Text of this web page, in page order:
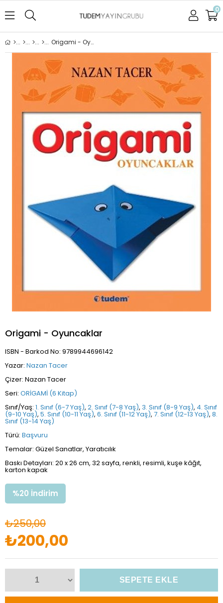
0
Origami - Oyuncaklar
Origami - Oyuncaklar
ISBN - Barkod No: 9789944696142
Yazar: Nazan Tacer
Çizer: Nazan Tacer
Seri: ORİGAMİ (6 Kitap)
Sınıf/Yaş: 1. Sınıf (6-7 Yaş), 2. Sınıf (7-8 Yaş), 3. Sınıf (8-9 Yaş), 4. Sınıf
(9-10 Yaş), 5. Sınıf (10-11 Yaş), 6. Sınıf (11-12 Yaş), 7. Sınıf (12-13 Yaş), 8.
Sınıf (13-14 Yaş)
Türü: Başvuru
Temalar: Güzel Sanatlar, Yaratıcılık
Baskı Detayları: 20 x 26 cm, 32 sayfa, renkli, resimli, kuşe kâğıt,
karton kapak
%20 İndirim
₺250,00
₺200,00